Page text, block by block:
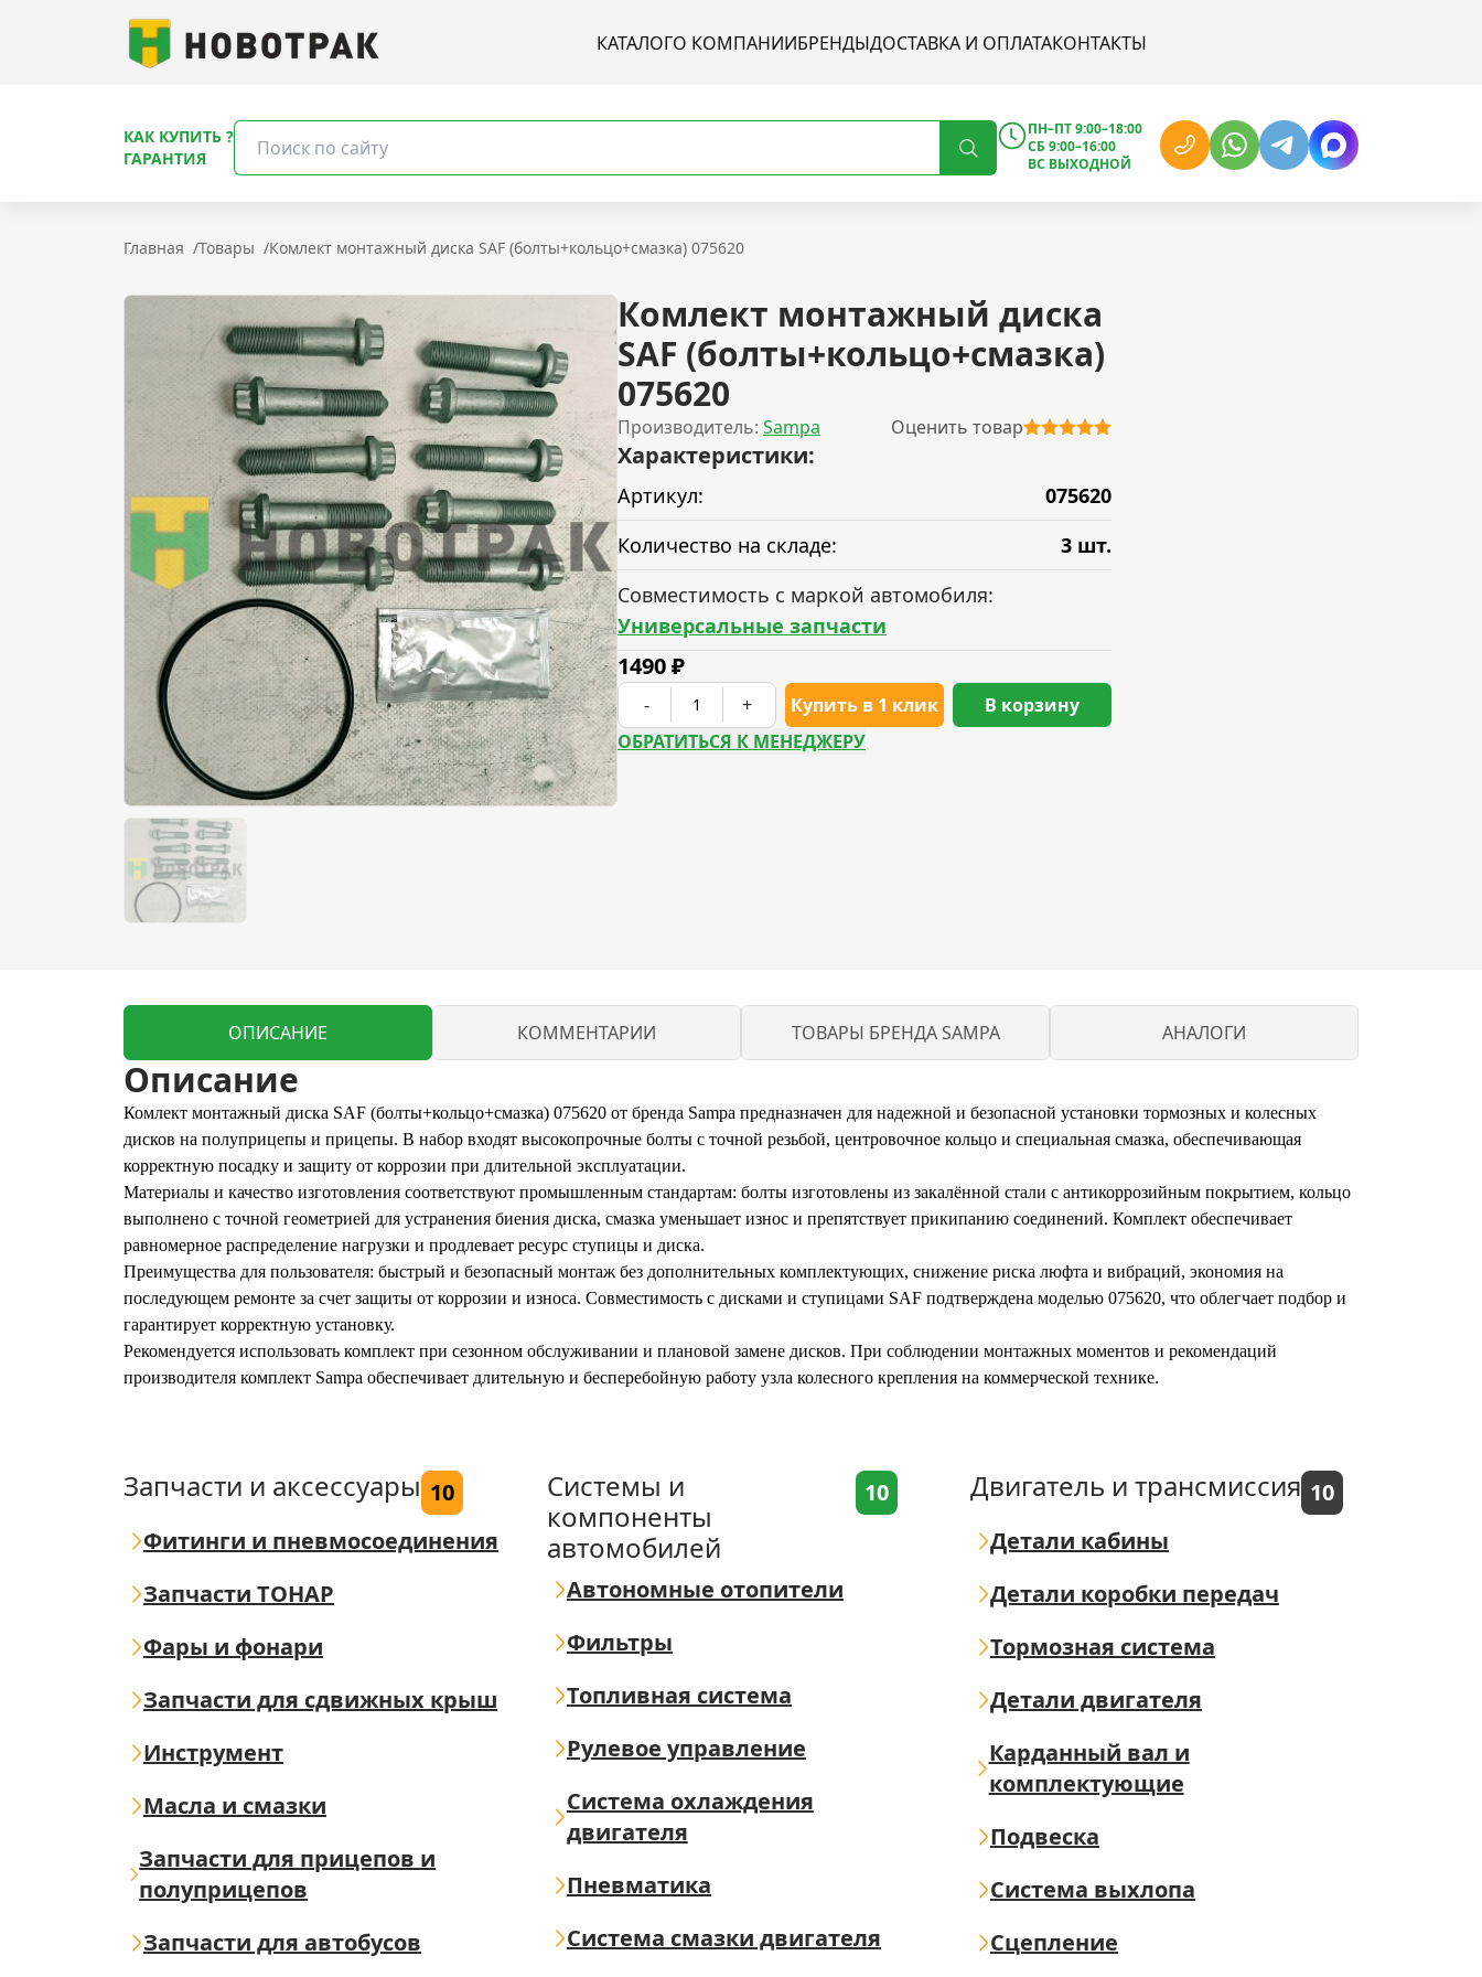
КАТАЛОГО КОМПАНИИБРЕНДЫДОСТАВКА И ОПЛАТАКОНТАКТЫ
КАК КУПИТЬ ?
ГАРАНТИЯ
ПН–ПТ 9:00–18:00
СБ 9:00–16:00
ВС ВЫХОДНОЙ
Главная /Товары /Комлект монтажный диска SAF (болты+кольцо+смазка) 075620
Комлект монтажный диска
SAF (болты+кольцо+смазка)
075620
Производитель: Sampa Оценить товар
Характеристики:
Артикул:
075620
Количество на складе:
3 шт.
Совместимость с маркой автомобиля:
Универсальные запчасти
1490₽
- + Купить в 1 клик
В корзину
ОБРАТИТЬСЯ К МЕНЕДЖЕРУ
ОПИСАНИЕ КОММЕНТАРИИ ТОВАРЫ БРЕНДА SAMPA АНАЛОГИ
Описание
Комлект монтажный диска SAF (болты+кольцо+смазка) 075620 от бренда Sampa предназначен для надежной и безопасной установки тормозных и колесных
дисков на полуприцепы и прицепы. В набор входят высокопрочные болты с точной резьбой, центровочное кольцо и специальная смазка, обеспечивающая
корректную посадку и защиту от коррозии при длительной эксплуатации.
Материалы и качество изготовления соответствуют промышленным стандартам: болты изготовлены из закалённой стали с антикоррозийным покрытием, кольцо
выполнено с точной геометрией для устранения биения диска, смазка уменьшает износ и препятствует прикипанию соединений. Комплект обеспечивает
равномерное распределение нагрузки и продлевает ресурс ступицы и диска.
Преимущества для пользователя: быстрый и безопасный монтаж без дополнительных комплектующих, снижение риска люфта и вибраций, экономия на
последующем ремонте за счет защиты от коррозии и износа. Совместимость с дисками и ступицами SAF подтверждена моделью 075620, что облегчает подбор и
гарантирует корректную установку.
Рекомендуется использовать комплект при сезонном обслуживании и плановой замене дисков. При соблюдении монтажных моментов и рекомендаций
производителя комплект Sampa обеспечивает длительную и бесперебойную работу узла колесного крепления на коммерческой технике.
Запчасти и аксессуары 10
Фитинги и пневмосоединения
Запчасти ТОНАР
Фары и фонари
Запчасти для сдвижных крыш
Инструмент
Масла и смазки
Запчасти для прицепов и
полуприцепов
Запчасти для автобусов
Системы и
компоненты
автомобилей
10
Автономные отопители
Фильтры
Топливная система
Рулевое управление
Система охлаждения
двигателя
Пневматика
Система смазки двигателя
Двигатель и трансмиссия 10
Детали кабины
Детали коробки передач
Тормозная система
Детали двигателя
Карданный вал и
комплектующие
Подвеска
Система выхлопа
Сцепление